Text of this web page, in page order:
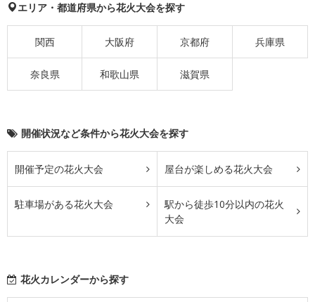
エリア・都道府県から花火大会を探す
関西 大阪府 京都府 兵庫県
奈良県 和歌山県 滋賀県
開催状況など条件から花火大会を探す
開催予定の花火大会 屋台が楽しめる花火大会
駐車場がある花火大会
駅から徒歩10分以内の花火
大会
花火カレンダーから探す